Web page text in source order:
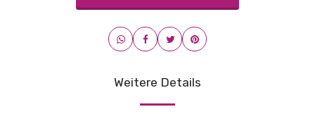
Weitere Details